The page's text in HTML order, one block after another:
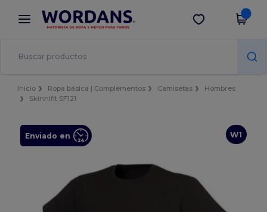
× App de Wordans
¡Mejores precios en app!
Descargar app
Inicio Ropa básica | Complementos Camisetas
Hombres
Skinnifit SF121
W1
Enviado en